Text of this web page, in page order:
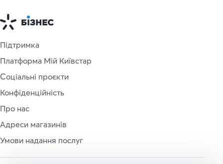
Підтримка
Платформа Мій Київстар
Соціальні проєкти
Конфіденційність
Про нас
Адреси магазинів
Умови надання послуг